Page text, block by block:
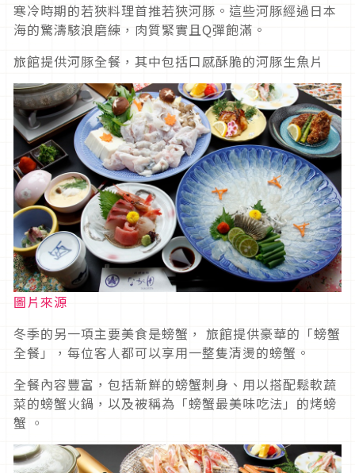
寒冷時期的若狹料理首推若狹河豚。這些河豚經過日本
海的驚濤駭浪磨練，肉質緊實且Q彈飽滿。
旅館提供河豚全餐，其中包括口感酥脆的河豚生魚片
圖片來源
冬季的另一項主要美食是螃蟹， 旅館提供豪華的「螃蟹
全餐」，每位客人都可以享用一整隻清燙的螃蟹。
全餐內容豐富，包括新鮮的螃蟹刺身、用以搭配鬆軟蔬
菜的螃蟹火鍋，以及被稱為「螃蟹最美味吃法」的烤螃
蟹 ◦